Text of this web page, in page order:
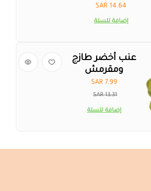
14.64 SAR
إضافة للسلة
عنب أخضر طازج
ومقرمش
SAR 7.99
13.31 SAR
إضافة للسلة